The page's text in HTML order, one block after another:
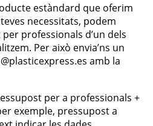
estàndard que oferim
necessitats, podem
professionals d’un dels
Per això envia’ns un
amb la
per a professionals +
exemple, pressupost a